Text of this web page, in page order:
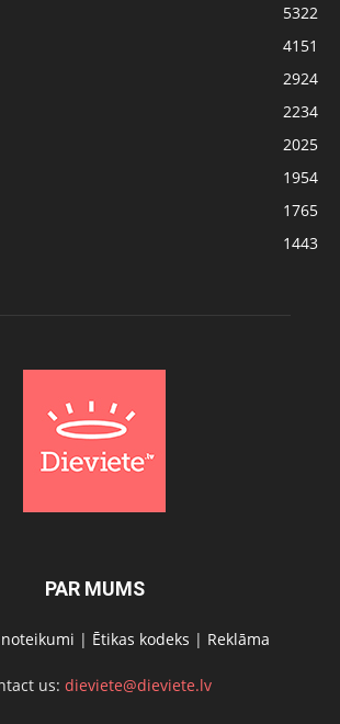
5322
4151
2924
2234
2025
1954
1765
1443
PAR MUMS
| Ētikas kodeks | Reklāma
us: dieviete@dieviete.lv